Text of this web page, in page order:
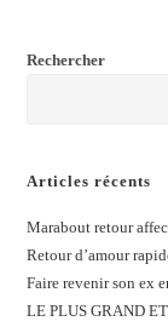
Rechercher
Articles récents
Marabout retour
Retour d’amour
Faire revenir son ex
LE PLUS GRAND